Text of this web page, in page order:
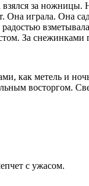
за
играла. Она
За
как метель и
восторгом.
с ужасом.